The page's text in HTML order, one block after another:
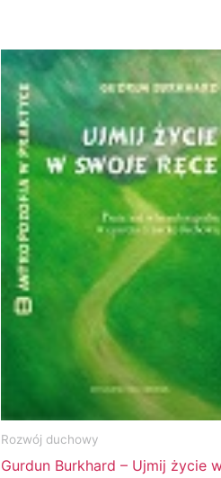
Rozwój duchowy
Gurdun Burkhard – Ujmij życie